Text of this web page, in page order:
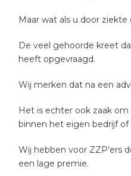
Maar wat als u door
De veel gehoorde kreet
heeft opgevraagd.
Wij merken dat na een
Het is echter ook zaak
binnen het eigen bedrijf
Wij hebben voor ZZP’ers
een lage premie.